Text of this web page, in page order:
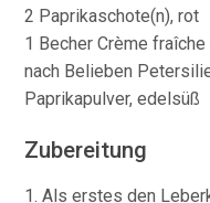
2 Paprikaschote(n), rot
1 Becher Crème
nach Belieben
Paprikapulver, edelsüß
Zubereitung
1. Als erstes den